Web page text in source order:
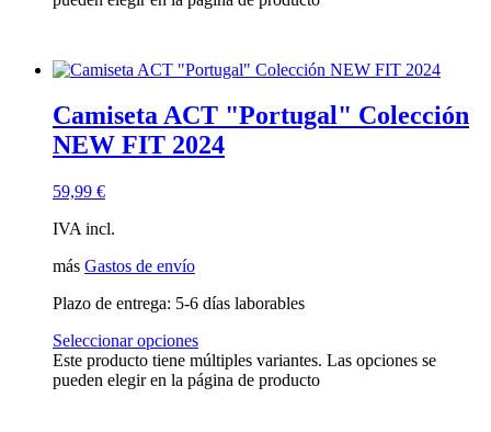
Camiseta ACT "Portugal" Colección
NEW FIT 2024
59,99 €
IVA incl.
más Gastos de envío
Plazo de entrega: 5-6 días laborables
Seleccionar opciones
Este producto tiene múltiples variantes. Las opciones se
pueden elegir en la página de producto